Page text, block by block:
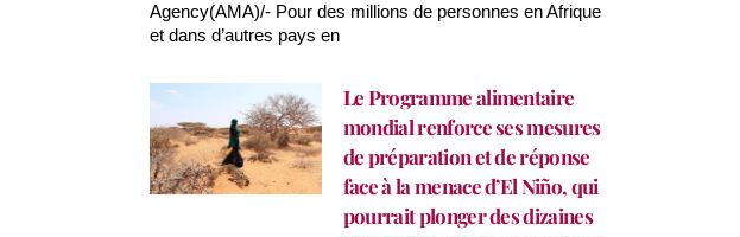
Agency(AMA)/- Pour des millions de personnes en Afrique
et dans d’autres pays en
Le Programme alimentaire
mondial renforce ses mesures
de préparation et de réponse
face à la menace d’El Niño, qui
pourrait plonger des dizaines